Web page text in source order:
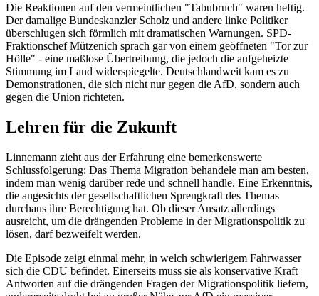
Die Reaktionen auf den vermeintlichen "Tabubruch" waren heftig.
Der damalige Bundeskanzler Scholz und andere linke Politiker
überschlugen sich förmlich mit dramatischen Warnungen. SPD-
Fraktionschef Mützenich sprach gar von einem geöffneten "Tor zur
Hölle" - eine maßlose Übertreibung, die jedoch die aufgeheizte
Stimmung im Land widerspiegelte. Deutschlandweit kam es zu
Demonstrationen, die sich nicht nur gegen die AfD, sondern auch
gegen die Union richteten.
Lehren für die Zukunft
Linnemann zieht aus der Erfahrung eine bemerkenswerte
Schlussfolgerung: Das Thema Migration behandele man am besten,
indem man wenig darüber rede und schnell handle. Eine Erkenntnis,
die angesichts der gesellschaftlichen Sprengkraft des Themas
durchaus ihre Berechtigung hat. Ob dieser Ansatz allerdings
ausreicht, um die drängenden Probleme in der Migrationspolitik zu
lösen, darf bezweifelt werden.
Die Episode zeigt einmal mehr, in welch schwierigem Fahrwasser
sich die CDU befindet. Einerseits muss sie als konservative Kraft
Antworten auf die drängenden Fragen der Migrationspolitik liefern,